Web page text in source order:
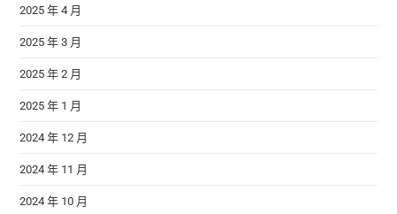
2025 年 4 月
2025 年 3 月
2025 年 2 月
2025 年 1 月
2024 年 12 月
2024 年 11 月
2024 年 10 月